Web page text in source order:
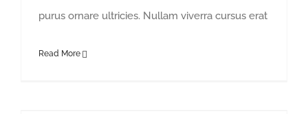
purus ornare ultricies. Nullam viverra cursus erat
Read More